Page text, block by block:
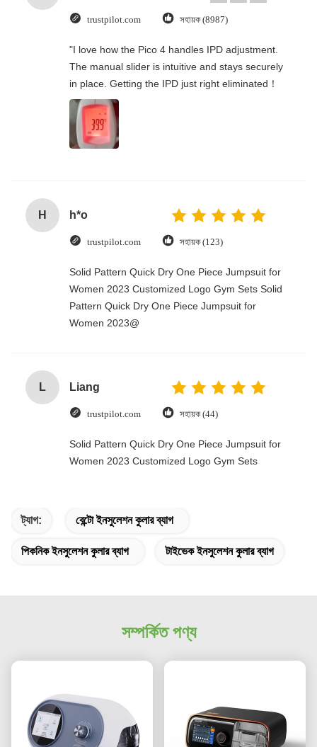
trustpilot.com সহায়ক (8987)
"I love how the Pico 4 handles IPD adjustment.
The manual slider is intuitive and stays securely
in place. Getting the IPD just right eliminated！
H h*o
trustpilot.com সহায়ক (123)
Solid Pattern Quick Dry One Piece Jumpsuit for
Women 2023 Customized Logo Gym Sets Solid
Pattern Quick Dry One Piece Jumpsuit for
Women 2023@
L Liang
trustpilot.com সহায়ক (44)
Solid Pattern Quick Dry One Piece Jumpsuit for
Women 2023 Customized Logo Gym Sets
ট্যাগ: বেন্টো ইনসুলেশন কুলার ব্যাগ
পিকনিক ইনসুলেশন কুলার ব্যাগ টাইভেক ইনসুলেশন কুলার ব্যাগ
সম্পর্কিত পণ্য